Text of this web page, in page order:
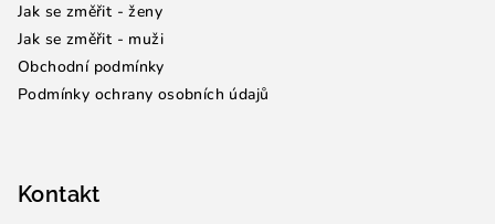
Jak se změřit - ženy
Jak se změřit - muži
Obchodní podmínky
Podmínky ochrany osobních údajů
Kontakt